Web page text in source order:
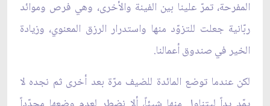
المفرحة، تمرّ علينا بين الفينة والأخرى، وهي فرص وموائد
ربّانية جعلت للتزوّد منها واستدرار الرزق المعنوي، وزيادة
الخير في صندوق أعمالنا.
لكن عندما توضع المائدة للضيف مرّة بعد أخرى ثم نجده لا